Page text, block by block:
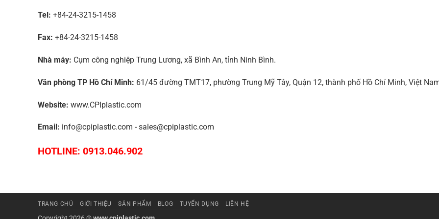
Tel: +84-24-3215-1458
Fax: +84-24-3215-1458
Nhà máy: Cụm công nghiệp Trung Lương, xã Bình An, tỉnh Ninh Bình.
Văn phòng TP Hồ Chí Minh: 61/45 đường TMT17, phường Trung Mỹ Tây, Quận 12, thành phố Hồ Chí Minh, Việt
Website: www.CPIplastic.com
Email: info@cpiplastic.com - sales@cpiplastic.com
HOTLINE: 0913.046.902
TRANG CHỦ GIỚI THIỆU SẢN PHẨM BLOG TUYỂN DỤNG LIÊN HỆ